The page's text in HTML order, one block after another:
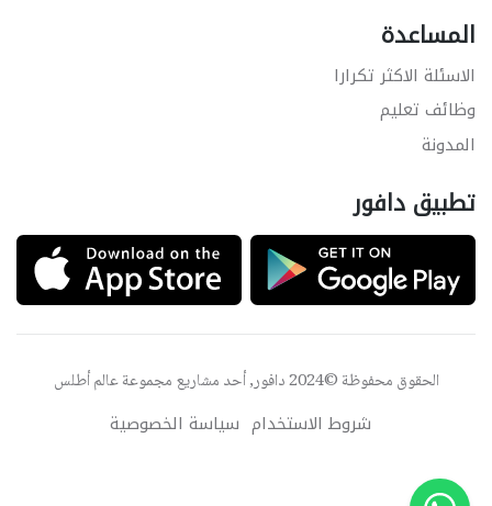
المساعدة
الاسئلة الاكثر تكرارا
وظائف تعليم
المدونة
تطبيق دافور
الحقوق محفوظة ©2024 دافور, أحد مشاريع مجموعة عالم أطلس
شروط الاستخدام سياسة الخصوصية